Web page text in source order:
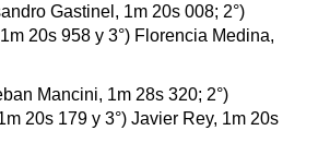
Gastinel, 1m 20s 008; 2°)
20s 958 y 3°) Florencia Medina,
Mancini, 1m 28s 320; 2°)
20s 179 y 3°) Javier Rey, 1m 20s